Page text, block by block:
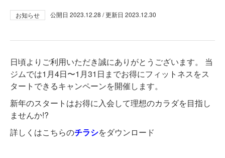
お知らせ 公開日 2023.12.28 / 更新日 2023.12.30
日頃よりご利用いただき誠にありがとうございます。 当
ジムでは1月4日〜1月31日までお得にフィットネスをス
タートできるキャンペーンを開催します。
新年のスタートはお得に入会して理想のカラダを目指し
ませんか!?
詳しくはこちらのチラシをダウンロード